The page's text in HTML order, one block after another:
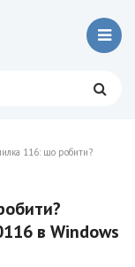
116: що робити?
в Windows